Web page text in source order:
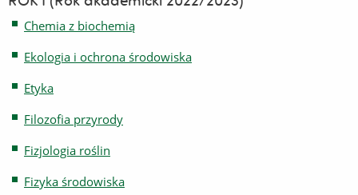
Chemia z biochemią
Ekologia i ochrona środowiska
Etyka
Filozofia przyrody
Fizjologia roślin
Fizyka środowiska